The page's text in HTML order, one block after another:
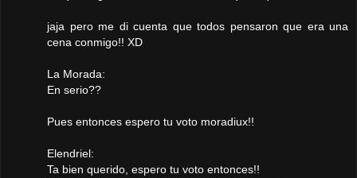
jaja pero me di cuenta que todos pensaron que era una
cena conmigo!! XD
La Morada:
En serio??
Pues entonces espero tu voto moradiux!!
Elendriel:
Ta bien querido, espero tu voto entonces!!